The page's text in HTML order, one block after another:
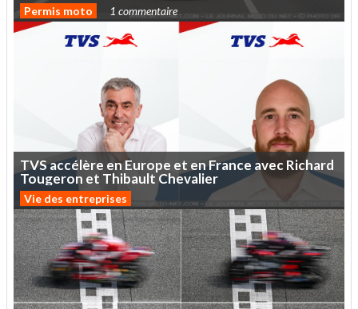
Permis moto 1 commentaire
TVSaccélère enEurope et enFrance avecRichard
Tougeron et Thibault Chevalier
Vie des entreprises